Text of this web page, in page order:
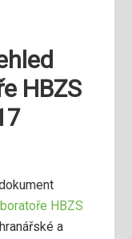
HBZS
HBZS
a